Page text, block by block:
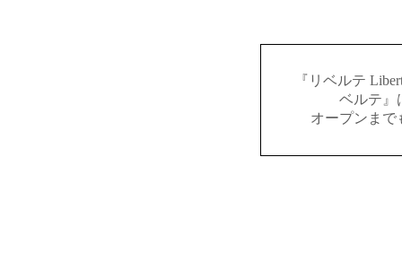
『リベルテ
ベルテ』
オープンまで